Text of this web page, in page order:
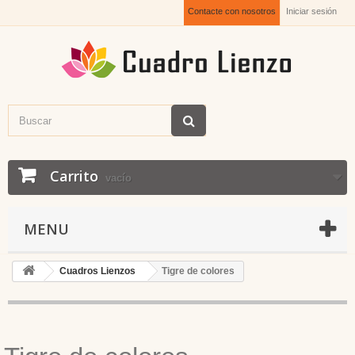
Iniciar sesión
Contacte con nosotros
Carrito vacío
MENU
Cuadros Lienzos Tigre de colores